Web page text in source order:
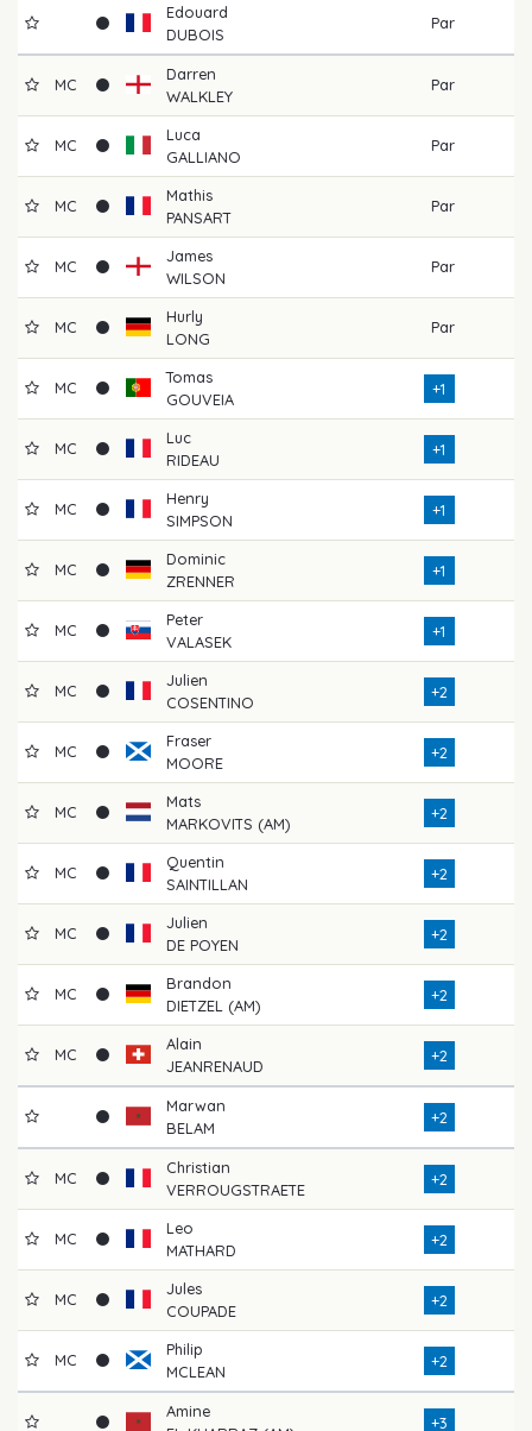
Edouard
DUBOIS
Par
MC
Darren
WALKLEY
Par
MC
Luca
GALLIANO
Par
MC
Mathis
PANSART
Par
MC
James
WILSON
Par
MC
Hurly
LONG
Par
MC
Tomas
GOUVEIA
+1
MC
Luc
RIDEAU
+1
MC
Henry
SIMPSON
+1
MC
Dominic
ZRENNER
+1
MC
Peter
VALASEK
+1
MC
Julien
COSENTINO
+2
MC
Fraser
MOORE
+2
MC
Mats
MARKOVITS (AM)
+2
MC
Quentin
SAINTILLAN
+2
MC
Julien
DE POYEN
+2
MC
Brandon
DIETZEL (AM)
+2
MC
Alain
JEANRENAUD
+2
Marwan
BELAM
+2
MC
Christian
VERROUGSTRAETE
+2
MC
Leo
MATHARD
+2
MC
Jules
COUPADE
+2
MC
Philip
MCLEAN
+2
Amine
+3